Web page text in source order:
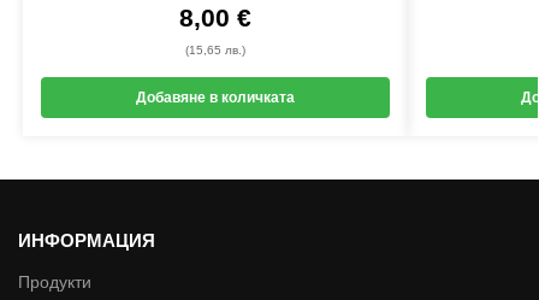
8,00 €
(15,65 лв.)
Добавяне в количката
ИНФОРМАЦИЯ
Продукти